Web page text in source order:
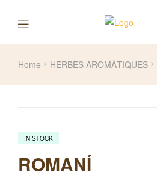
Home HERBES AROMÀTIQUES
IN STOCK
ROMANÍ